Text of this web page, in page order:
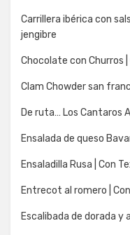
Carrillera ibérica con
jengibre
Chocolate con Churros
Clam Chowder san
De ruta… Los Cantaros
Ensalada de queso
Ensaladilla Rusa | Con
Entrecot al romero |
Escalibada de dorada y